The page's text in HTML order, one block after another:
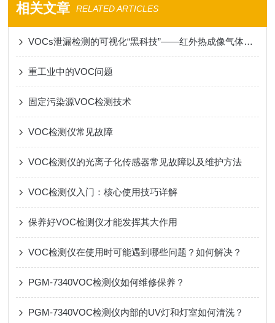
相关文章 RELATED ARTICLES
VOCs泄漏检测的可视化“黑科技”——红外热成像气体泄漏检测仪
重工业中的VOC问题
固定污染源VOC检测技术
VOC检测仪常见故障
VOC检测仪的光离子化传感器常见故障以及维护方法
VOC检测仪入门：核心使用技巧详解
保养好VOC检测仪才能发挥其大作用
VOC检测仪在使用时可能遇到哪些问题？如何解决？
PGM-7340VOC检测仪如何维修保养？
PGM-7340VOC检测仪内部的UV灯和灯室如何清洗？